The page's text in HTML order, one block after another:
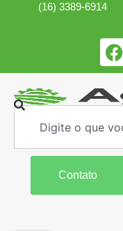
(16) 3389-6914
Contato